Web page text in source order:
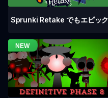
Sprunki Retake でもエピック